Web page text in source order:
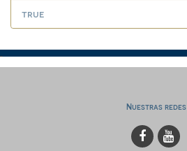
true
Nuestras redes